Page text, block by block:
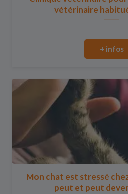
vétérinaire
+ infos
Mon chat est stressé
peut et peut